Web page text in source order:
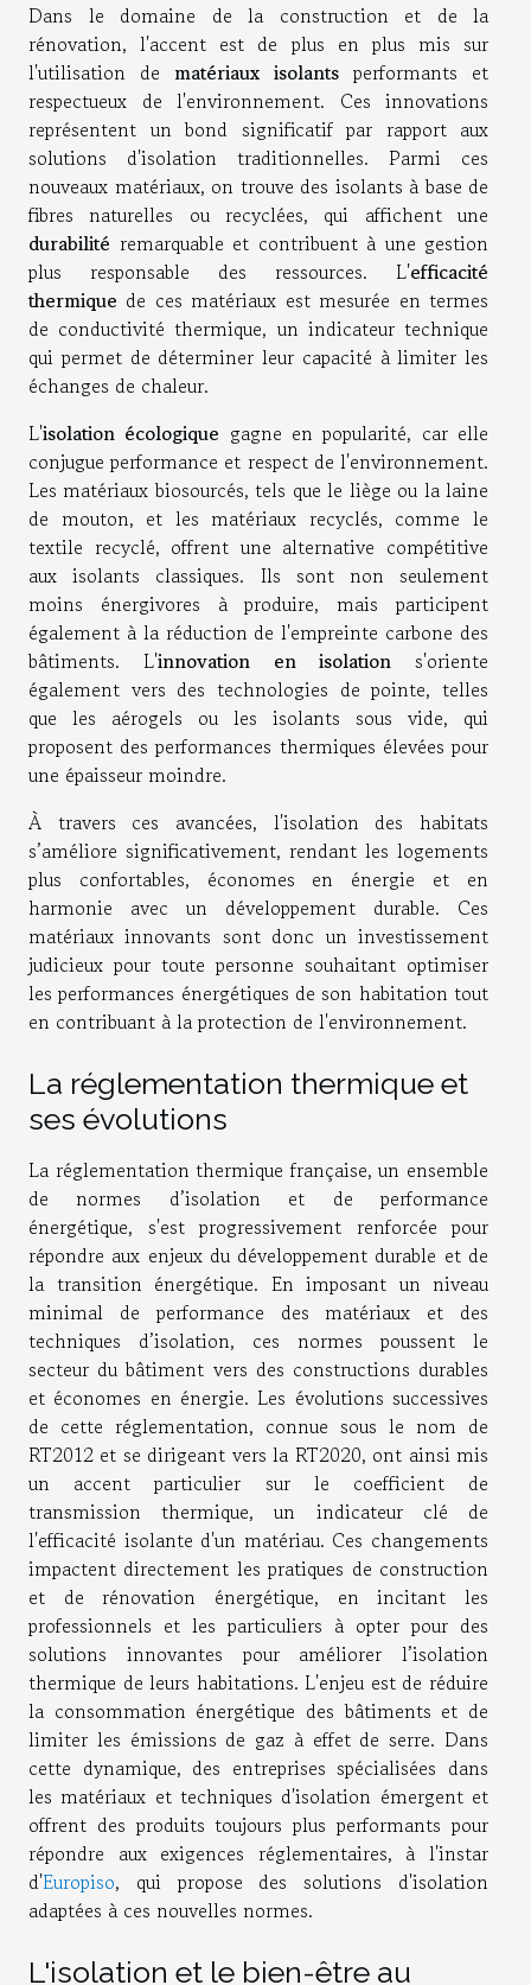
Dans le domaine de la construction et de la
rénovation, l'accent est de plus en plus mis sur
l'utilisation de matériaux isolants performants et
respectueux de l'environnement. Ces innovations
représentent un bond significatif par rapport aux
solutions d'isolation traditionnelles. Parmi ces
nouveaux matériaux, on trouve des isolants à base de
fibres naturelles ou recyclées, qui affichent une
durabilité remarquable et contribuent à une gestion
plus responsable des ressources. L'efficacité
thermique de ces matériaux est mesurée en termes
de conductivité thermique, un indicateur technique
qui permet de déterminer leur capacité à limiter les
échanges de chaleur.
L'isolation écologique gagne en popularité, car elle
conjugue performance et respect de l'environnement.
Les matériaux biosourcés, tels que le liège ou la laine
de mouton, et les matériaux recyclés, comme le
textile recyclé, offrent une alternative compétitive
aux isolants classiques. Ils sont non seulement
moins énergivores à produire, mais participent
également à la réduction de l'empreinte carbone des
bâtiments. L'innovation en isolation s'oriente
également vers des technologies de pointe, telles
que les aérogels ou les isolants sous vide, qui
proposent des performances thermiques élevées pour
une épaisseur moindre.
À travers ces avancées, l'isolation des habitats
s’améliore significativement, rendant les logements
plus confortables, économes en énergie et en
harmonie avec un développement durable. Ces
matériaux innovants sont donc un investissement
judicieux pour toute personne souhaitant optimiser
les performances énergétiques de son habitation tout
en contribuant à la protection de l'environnement.
La réglementation thermique et
ses évolutions
La réglementation thermique française, un ensemble
de normes d’isolation et de performance
énergétique, s'est progressivement renforcée pour
répondre aux enjeux du développement durable et de
la transition énergétique. En imposant un niveau
minimal de performance des matériaux et des
techniques d’isolation, ces normes poussent le
secteur du bâtiment vers des constructions durables
et économes en énergie. Les évolutions successives
de cette réglementation, connue sous le nom de
RT2012 et se dirigeant vers la RT2020, ont ainsi mis
un accent particulier sur le coefficient de
transmission thermique, un indicateur clé de
l'efficacité isolante d'un matériau. Ces changements
impactent directement les pratiques de construction
et de rénovation énergétique, en incitant les
professionnels et les particuliers à opter pour des
solutions innovantes pour améliorer l’isolation
thermique de leurs habitations. L'enjeu est de réduire
la consommation énergétique des bâtiments et de
limiter les émissions de gaz à effet de serre. Dans
cette dynamique, des entreprises spécialisées dans
les matériaux et techniques d'isolation émergent et
offrent des produits toujours plus performants pour
répondre aux exigences réglementaires, à l'instar
d'Europiso, qui propose des solutions d'isolation
adaptées à ces nouvelles normes.
L'isolation et le bien-être au